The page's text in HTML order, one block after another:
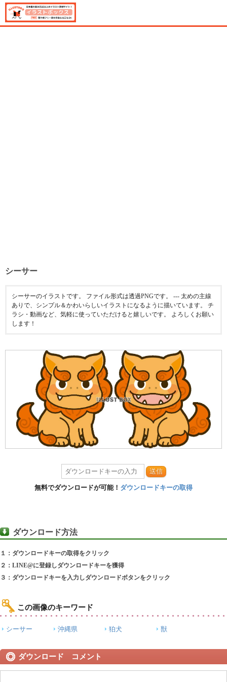
シーサー
シーサーのイラストです。 ファイル形式は透過PNGです。 --- 太めの主線
ありで、シンプル＆かわいらしいイラストになるように描いています。 チ
ラシ・動画など、気軽に使っていただけると嬉しいです。 よろしくお願い
します！
送信
無料でダウンロードが可能！ ダウンロードキーの取得
ダウンロード方法
１：ダウンロードキーの取得をクリック
２：LINE@に登録しダウンロードキーを獲得
３：ダウンロードキーを入力しダウンロードボタンをクリック
この画像のキーワード
シーサー 沖縄県 狛犬 獣
ダウンロード コメント